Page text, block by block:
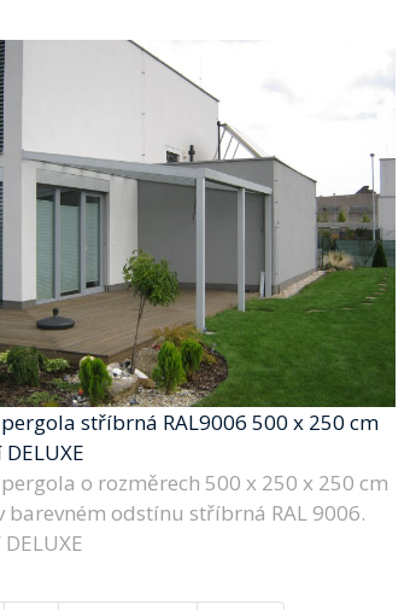
stříbrná RAL9006 500 x 250 cm
o rozměrech 500 x 250 x 250 cm
barevném odstínu stříbrná RAL 9006.